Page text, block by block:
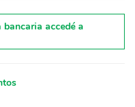
accedé a